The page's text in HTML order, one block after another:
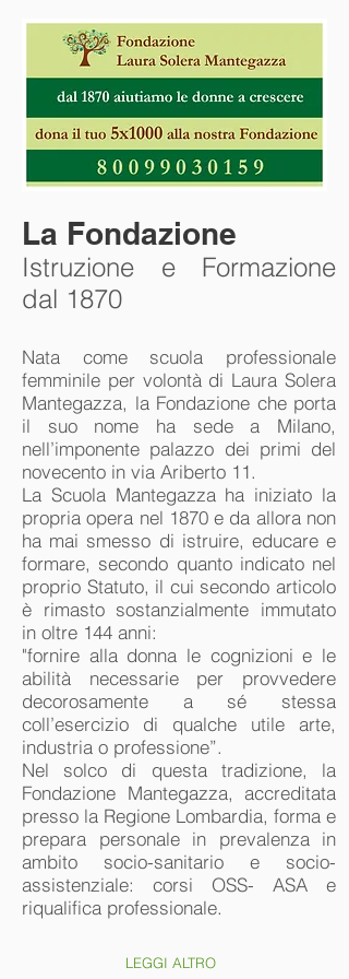
La Fondazione
Istruzione e Formazione
dal 1870
Nata come scuola professionale
femminile per volontà di Laura Solera
Mantegazza, la Fondazione che porta
il suo nome ha sede a Milano,
nell’imponente palazzo dei primi del
novecento in via Ariberto 11.
La Scuola Mantegazza ha iniziato la
propria opera nel 1870 e da allora non
ha mai smesso di istruire, educare e
formare, secondo quanto indicato nel
proprio Statuto, il cui secondo articolo
è rimasto sostanzialmente immutato
in oltre 144 anni:
"fornire alla donna le cognizioni e le
abilità necessarie per provvedere
decorosamente a sé stessa
coll’esercizio di qualche utile arte,
industria o professione”.
Nel solco di questa tradizione, la
Fondazione Mantegazza, accreditata
presso la Regione Lombardia, forma e
prepara personale in prevalenza in
ambito socio-sanitario e socio-
assistenziale: corsi OSS- ASA e
riqualifica professionale.
LEGGI ALTRO